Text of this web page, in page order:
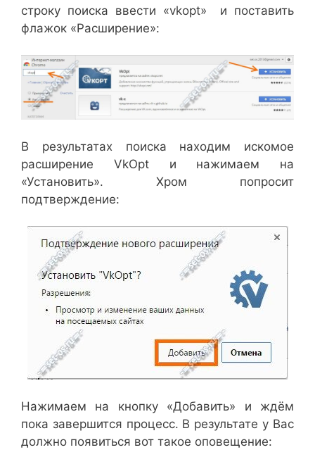
строку поиска ввести «vkopt» и поставить
флажок «Расширение»:
В результатах поиска находим искомое
расширение VkOpt и нажимаем на
«Установить». Хром попросит
подтверждение:
Нажимаем на кнопку «Добавить» и ждём
пока завершится процесс. В результате у Вас
должно появиться вот такое оповещение: